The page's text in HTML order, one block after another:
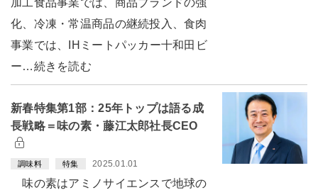
加工食品事業では、商品ブランドの強
化、冷凍・常温商品の継続投入、食肉
事業では、IHミートパッカー十和田ビ
ー…続きを読む
新春特集第1部：25年トップは語る成
長戦略＝味の素・藤江太郎社長CEO
調味料 特集 2025.01.01
味の素はアミノサイエンスで地球の